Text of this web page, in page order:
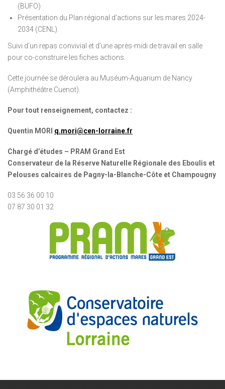
(BUFO)
Présentation du Plan régional d’actions sur les mares 2024-
2034 (CENL).
Suivi d’un repas convivial et d’une après-midi de travail en salle
pour co-construire les fiches actions.
Cette journée se déroulera au Muséum-Aquarium de Nancy
(Amphithéâtre Cuenot).
Pour tout renseignement, contactez :
Quentin MORI q.mori@cen-lorraine.fr
Chargé d’études – PRAM Grand Est
Conservateur de la Réserve Naturelle Régionale des Eboulis et
Pelouses calcaires de Pagny-la-Blanche-Côte et Champougny
03 56 36 00 10
07 87 30 01 32